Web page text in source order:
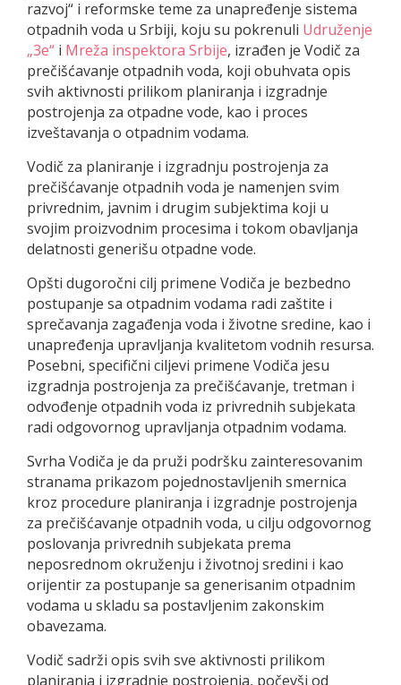
razvoj“ i reformske teme za unapređenje sistema
otpadnih voda u Srbiji, koju su pokrenuli Udruženje
„3e“ i Mreža inspektora Srbije, izrađen je Vodič za
prečišćavanje otpadnih voda, koji obuhvata opis
svih aktivnosti prilikom planiranja i izgradnje
postrojenja za otpadne vode, kao i proces
izveštavanja o otpadnim vodama.
Vodič za planiranje i izgradnju postrojenja za
prečišćavanje otpadnih voda je namenjen svim
privrednim, javnim i drugim subjektima koji u
svojim proizvodnim procesima i tokom obavljanja
delatnosti generišu otpadne vode.
Opšti dugoročni cilj primene Vodiča je bezbedno
postupanje sa otpadnim vodama radi zaštite i
sprečavanja zagađenja voda i životne sredine, kao i
unapređenja upravljanja kvalitetom vodnih resursa.
Posebni, specifični ciljevi primene Vodiča jesu
izgradnja postrojenja za prečišćavanje, tretman i
odvođenje otpadnih voda iz privrednih subjekata
radi odgovornog upravljanja otpadnim vodama.
Svrha Vodiča je da pruži podršku zainteresovanim
stranama prikazom pojednostavljenih smernica
kroz procedure planiranja i izgradnje postrojenja
za prečišćavanje otpadnih voda, u cilju odgovornog
poslovanja privrednih subjekata prema
neposrednom okruženju i životnoj sredini i kao
orijentir za postupanje sa generisanim otpadnim
vodama u skladu sa postavljenim zakonskim
obavezama.
Vodič sadrži opis svih sve aktivnosti prilikom
planiranja i izgradnje postrojenja, počevši od